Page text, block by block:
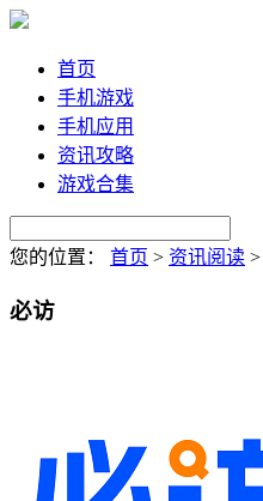
首页
手机游戏
手机应用
资讯攻略
游戏合集
您的位置： 首页 > 资讯阅读 >
必访